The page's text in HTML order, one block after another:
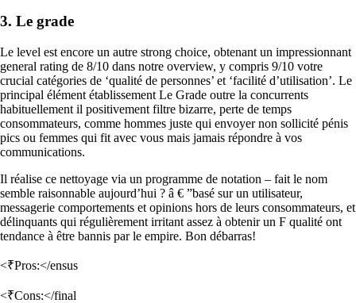
3. Le grade
Le level est encore un autre strong choice, obtenant un impressionnant
general rating de 8/10 dans notre overview, y compris 9/10 votre
crucial catégories de ‘qualité de personnes’ et ‘facilité d’utilisation’. Le
principal élément établissement Le Grade outre la concurrents
habituellement il positivement filtre bizarre, perte de temps
consommateurs, comme hommes juste qui envoyer non sollicité pénis
pics ou femmes qui fit avec vous mais jamais répondre à vos
communications.
Il réalise ce nettoyage via un programme de notation – fait le nom
semble raisonnable aujourd’hui ? â € ”basé sur un utilisateur,
messagerie comportements et opinions hors de leurs consommateurs, et
délinquants qui régulièrement irritant assez à obtenir un F qualité ont
tendance à être bannis par le empire. Bon débarras!
<₹Pros:</ensus
<₹Cons:</final